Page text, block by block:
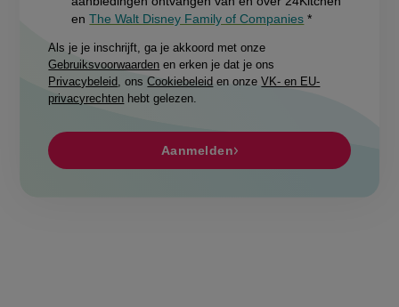
enThe Walt Disney Family of Companies
Als je je inschrijft, ga je akkoord met onze
Gebruiksvoorwaarden en erken je dat je ons
Privacybeleid , onsCookiebeleid en onzeVK- en EU-
privacyrechten hebt gelezen.
Aanmelden